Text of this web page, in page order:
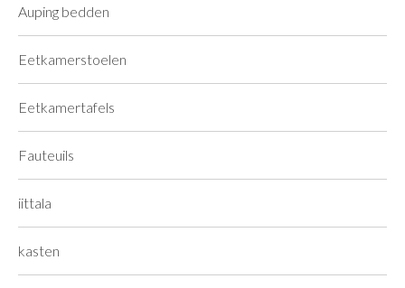
Auping bedden
Eetkamerstoelen
Eetkamertafels
Fauteuils
iittala
kasten